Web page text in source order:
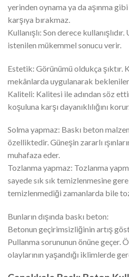
yerinden oynama ya da aşınma
karşıya bırakmaz.
Kullanışlı: Son derece kullanışlıdır.
istenilen mükemmel sonucu verir.
Estetik: Görünümü oldukça şıktır.
mekânlarda uygulanarak
Kaliteli: Kalitesi ile adından söz
koşuluna karşı dayanıklılığını korur.
Solma yapmaz: Baskı beton
özelliktedir. Güneşin zararlı
muhafaza eder.
Tozlanma yapmaz: Tozlanma
sayede sık sık temizlenmesine
temizlenmediği zamanlarda bile
Bunların dışında baskı beton:
Betonun geçirimsizliğinin artış
Pullanma sorununun önüne geçer.
olaylarının yaşandığı iklimlerde